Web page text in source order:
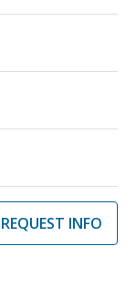
REQUEST INFO